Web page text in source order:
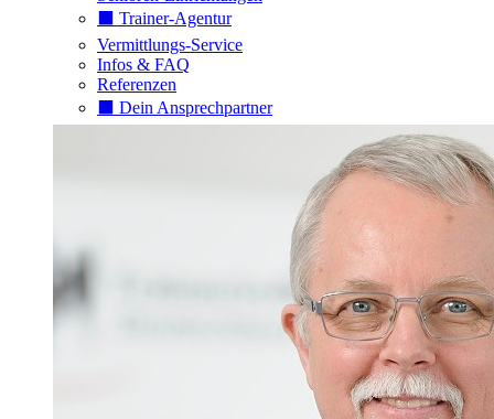
⬛️ Trainer-Agentur
Vermittlungs-Service
Infos & FAQ
Referenzen
⬛️ Dein Ansprechpartner